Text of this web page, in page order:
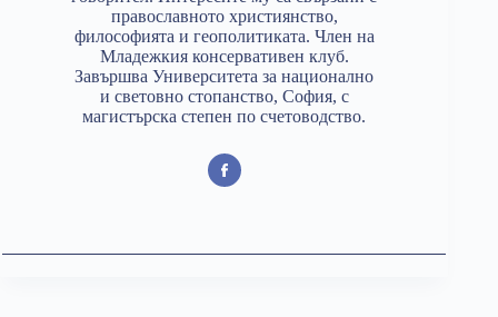
православното християнство,
философията и геополитиката. Член на
Младежкия консервативен клуб.
Завършва Университета за национално
и световно стопанство, София, с
магистърска степен по счетоводство.